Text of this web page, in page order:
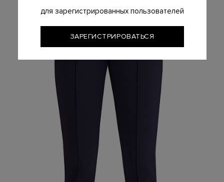
для зарегистрированных пользователей
ЗАРЕГИСТРИРОВАТЬСЯ